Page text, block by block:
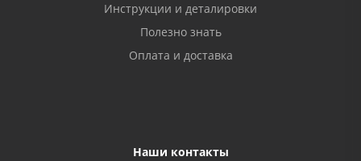
Инструкции и деталировки
Полезно знать
Оплата и доставка
Наши контакты